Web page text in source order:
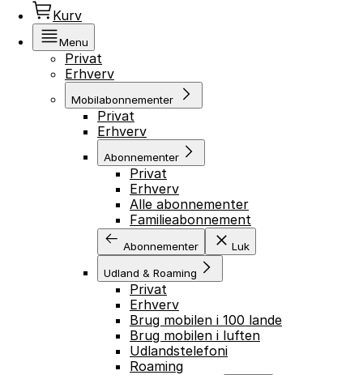
Kurv
Menu
Privat
Erhverv
Mobilabonnementer
Privat
Erhverv
Abonnementer
Privat
Erhverv
Alle abonnementer
Familieabonnement
Abonnementer Luk
Udland & Roaming
Privat
Erhverv
Brug mobilen i 100 lande
Brug mobilen i luften
Udlandstelefoni
Roaming